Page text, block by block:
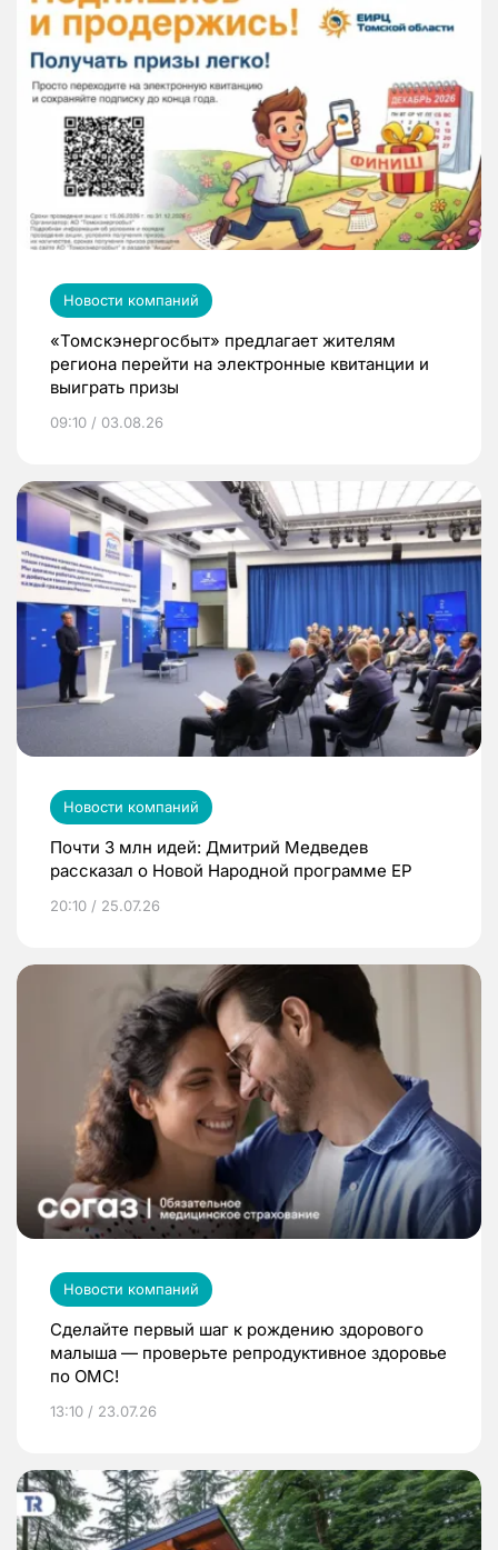
Новости компаний
«Томскэнергосбыт» предлагает жителям
региона перейти на электронные квитанции и
выиграть призы
09:10 / 03.08.26
Новости компаний
Почти 3 млн идей: Дмитрий Медведев
рассказал о Новой Народной программе ЕР
20:10 / 25.07.26
Новости компаний
Сделайте первый шаг к рождению здорового
малыша — проверьте репродуктивное здоровье
по ОМС!
13:10 / 23.07.26